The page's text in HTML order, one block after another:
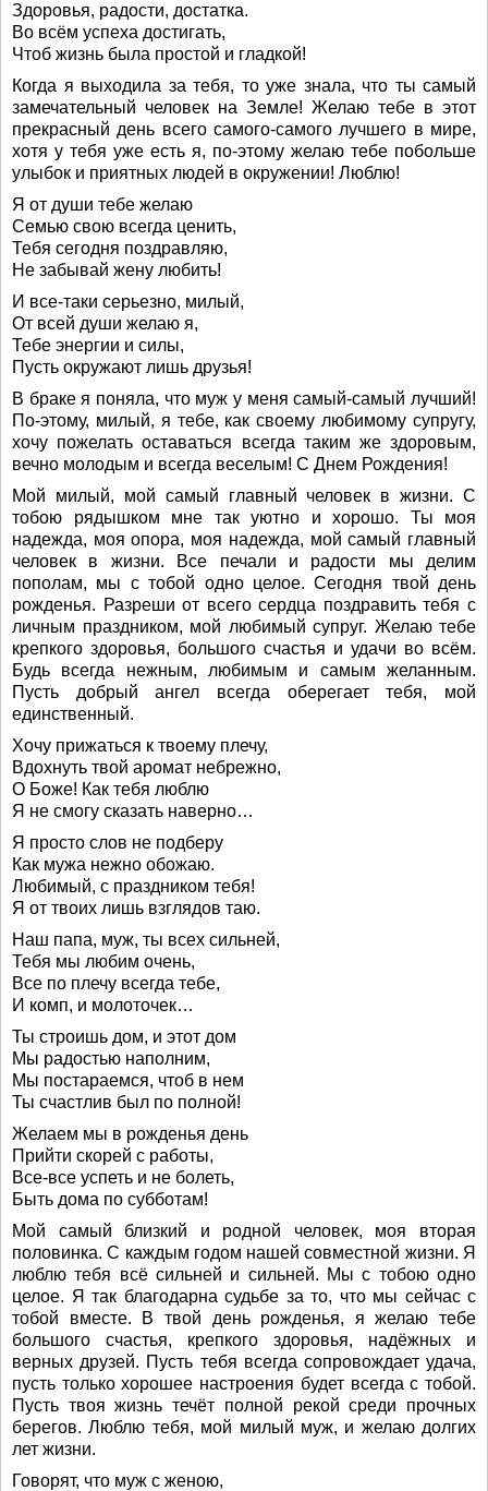
Здоровья, радости, достатка.
Во всём успеха достигать,
Чтоб жизнь была простой и гладкой!
Когда я выходила за тебя, то уже знала, что ты самый
замечательный человек на Земле! Желаю тебе в этот
прекрасный день всего самого-самого лучшего в мире,
хотя у тебя уже есть я, по-этому желаю тебе побольше
улыбок и приятных людей в окружении! Люблю!
Я от души тебе желаю
Семью свою всегда ценить,
Тебя сегодня поздравляю,
Не забывай жену любить!
И все-таки серьезно, милый,
От всей души желаю я,
Тебе энергии и силы,
Пусть окружают лишь друзья!
В браке я поняла, что муж у меня самый-самый лучший!
По-этому, милый, я тебе, как своему любимому супругу,
хочу пожелать оставаться всегда таким же здоровым,
вечно молодым и всегда веселым! С Днем Рождения!
Мой милый, мой самый главный человек в жизни. С
тобою рядышком мне так уютно и хорошо. Ты моя
надежда, моя опора, моя надежда, мой самый главный
человек в жизни. Все печали и радости мы делим
пополам, мы с тобой одно целое. Сегодня твой день
рожденья. Разреши от всего сердца поздравить тебя с
личным праздником, мой любимый супруг. Желаю тебе
крепкого здоровья, большого счастья и удачи во всём.
Будь всегда нежным, любимым и самым желанным.
Пусть добрый ангел всегда оберегает тебя, мой
единственный.
Хочу прижаться к твоему плечу,
Вдохнуть твой аромат небрежно,
О Боже! Как тебя люблю
Я не смогу сказать наверно…
Я просто слов не подберу
Как мужа нежно обожаю.
Любимый, с праздником тебя!
Я от твоих лишь взглядов таю.
Наш папа, муж, ты всех сильней,
Тебя мы любим очень,
Все по плечу всегда тебе,
И комп, и молоточек…
Ты строишь дом, и этот дом
Мы радостью наполним,
Мы постараемся, чтоб в нем
Ты счастлив был по полной!
Желаем мы в рожденья день
Прийти скорей с работы,
Все-все успеть и не болеть,
Быть дома по субботам!
Мой самый близкий и родной человек, моя вторая
половинка. С каждым годом нашей совместной жизни. Я
люблю тебя всё сильней и сильней. Мы с тобою одно
целое. Я так благодарна судьбе за то, что мы сейчас с
тобой вместе. В твой день рожденья, я желаю тебе
большого счастья, крепкого здоровья, надёжных и
верных друзей. Пусть тебя всегда сопровождает удача,
пусть только хорошее настроения будет всегда с тобой.
Пусть твоя жизнь течёт полной рекой среди прочных
берегов. Люблю тебя, мой милый муж, и желаю долгих
лет жизни.
Говорят, что муж с женою,